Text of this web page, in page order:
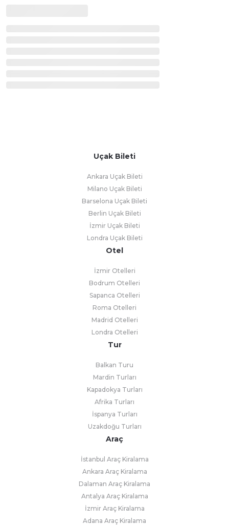
Uçak Bileti
Ankara Uçak Bileti
Milano Uçak Bileti
Barselona Uçak Bileti
Berlin Uçak Bileti
İzmir Uçak Bileti
Londra Uçak Bileti
Otel
İzmir Otelleri
Bodrum Otelleri
Sapanca Otelleri
Roma Otelleri
Madrid Otelleri
Londra Otelleri
Tur
Balkan Turu
Mardin Turları
Kapadokya Turları
Afrika Turları
İspanya Turları
Uzakdoğu Turları
Araç
İstanbul Araç Kiralama
Ankara Araç Kiralama
Dalaman Araç Kiralama
Antalya Araç Kiralama
İzmir Araç Kiralama
Adana Araç Kiralama